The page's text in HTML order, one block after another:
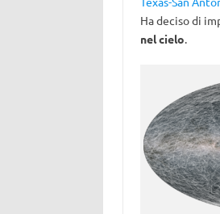
Ha deciso di
nel cielo.